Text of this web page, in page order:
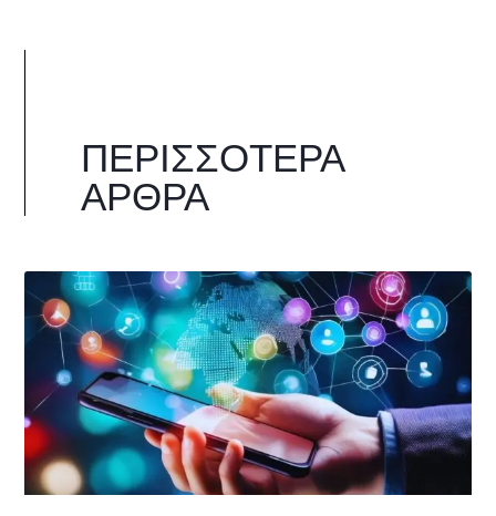
ΠΕΡΙΣΣΌΤΕΡΑ
ΆΡΘΡΑ